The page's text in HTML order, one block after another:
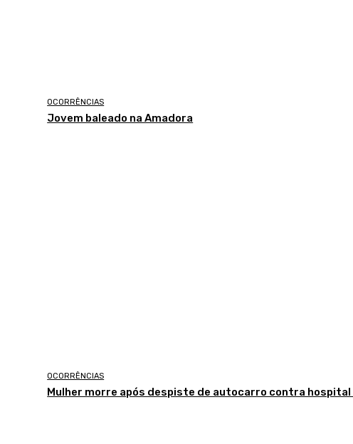
OCORRÊNCIAS
Jovem baleado na Amadora
OCORRÊNCIAS
Mulher morre após despiste de autocarro contra hospital